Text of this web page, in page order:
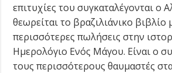
επιτυχίες του συγκαταλέγονται ο
θεωρείται το βραζιλιάνικο βιβλίο
περισσότερες πωλήσεις στην
Ημερολόγιο Ενός Μάγου. Είναι ο
τους περισσότερους θαυμαστές